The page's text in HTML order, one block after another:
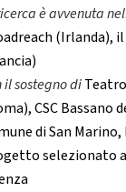
è avvenuta
(Irlanda), il
il sostegno di
CSC
di San
selezionato